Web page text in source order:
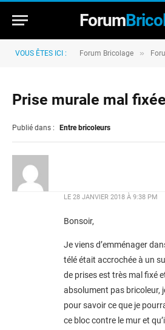
Forum
VOUS ÊTES ICI : Forum Bricolage »
Prise murale mal fixée
Publié dans : Entre bricoleurs
LE 28 JANVIER 2018 À 9:38 PM
Bonsoir,
Je viens d’emménager
télé était accrochée à un
de prises est très mal fixé
absolument pas bricoleur,
pour savoir ce que je
ce bloc contre le mur et